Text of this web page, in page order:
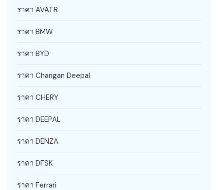
ราคา AVATR
ราคา BMW
ราคา BYD
ราคา Changan Deepal
ราคา CHERY
ราคา DEEPAL
ราคา DENZA
ราคา DFSK
ราคา Ferrari